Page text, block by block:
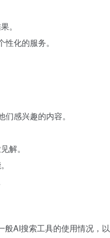
。
化的服务。
感兴趣的内容。
解。
般AI搜索工具的使用情况，